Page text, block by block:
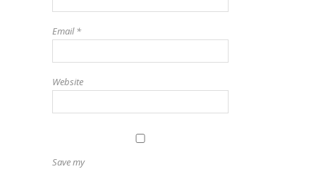
Email*
Website
Save my